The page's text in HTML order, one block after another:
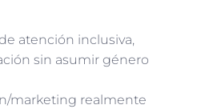
atención inclusiva,
sin asumir género
marketing realmente